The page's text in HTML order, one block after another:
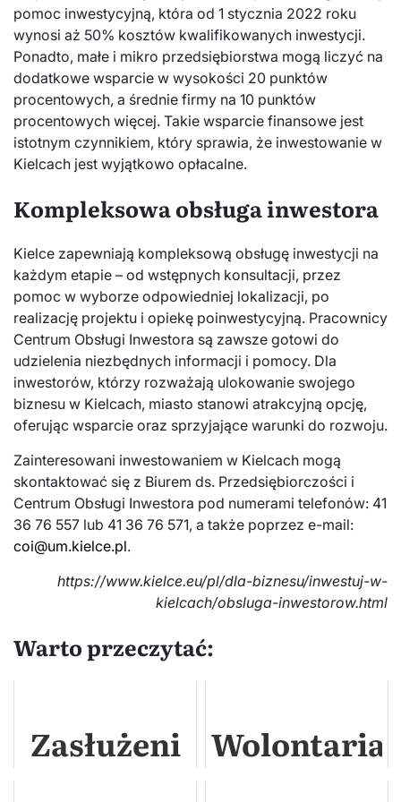
pomoc inwestycyjną, która od 1 stycznia 2022 roku
wynosi aż 50% kosztów kwalifikowanych inwestycji.
Ponadto, małe i mikro przedsiębiorstwa mogą liczyć na
dodatkowe wsparcie w wysokości 20 punktów
procentowych, a średnie firmy na 10 punktów
procentowych więcej. Takie wsparcie finansowe jest
istotnym czynnikiem, który sprawia, że inwestowanie w
Kielcach jest wyjątkowo opłacalne.
Kompleksowa obsługa inwestora
Kielce zapewniają kompleksową obsługę inwestycji na
każdym etapie – od wstępnych konsultacji, przez
pomoc w wyborze odpowiedniej lokalizacji, po
realizację projektu i opiekę poinwestycyjną. Pracownicy
Centrum Obsługi Inwestora są zawsze gotowi do
udzielenia niezbędnych informacji i pomocy. Dla
inwestorów, którzy rozważają ulokowanie swojego
biznesu w Kielcach, miasto stanowi atrakcyjną opcję,
oferując wsparcie oraz sprzyjające warunki do rozwoju.
Zainteresowani inwestowaniem w Kielcach mogą
skontaktować się z Biurem ds. Przedsiębiorczości i
Centrum Obsługi Inwestora pod numerami telefonów: 41
36 76 557 lub 41 36 76 571, a także poprzez e-mail:
coi@um.kielce.pl.
https://www.kielce.eu/pl/dla-biznesu/inwestuj-w-
kielcach/obsluga-inwestorow.html
Warto przeczytać:
Zasłużeni
Krwiodawcy
Wolontariat